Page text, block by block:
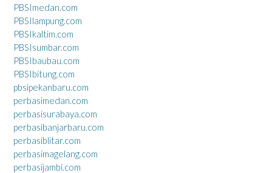
PBSImedan.com
PBSIlampung.com
PBSIkaltim.com
PBSIsumbar.com
PBSIbaubau.com
PBSIbitung.com
pbsipekanbaru.com
perbasimedan.com
perbasisurabaya.com
perbasibanjarbaru.com
perbasiblitar.com
perbasimagelang.com
perbasijambi.com